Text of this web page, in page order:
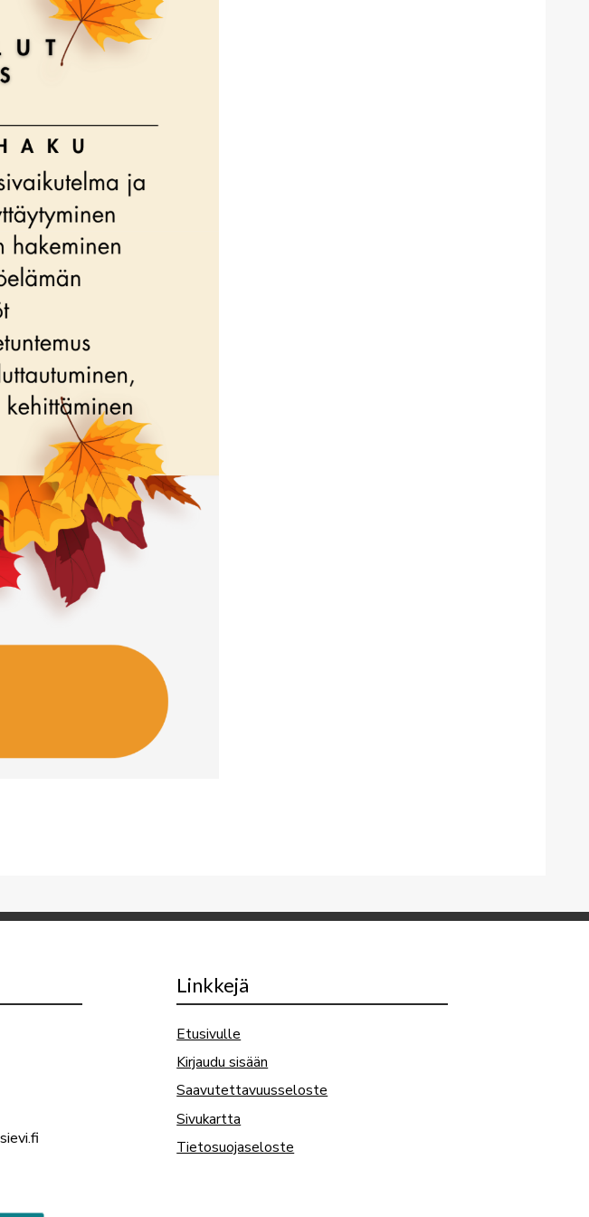
sievi.fi
Linkkejä
Etusivulle
Kirjaudu sisään
Saavutettavuusseloste
Sivukartta
Tietosuojaseloste